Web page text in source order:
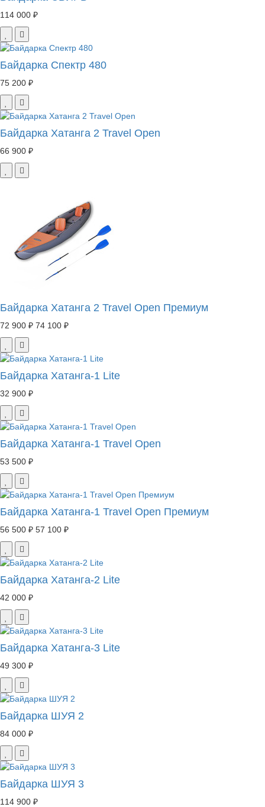
114 000 ₽
Байдарка Спектр 480
75 200 ₽
Байдарка Хатанга 2 Travel Open
66 900 ₽
Байдарка Хатанга 2 Travel Open Премиум
72 900 ₽ 74 100 ₽
Байдарка Хатанга-1 Lite
32 900 ₽
Байдарка Хатанга-1 Travel Open
53 500 ₽
Байдарка Хатанга-1 Travel Open Премиум
56 500 ₽ 57 100 ₽
Байдарка Хатанга-2 Lite
42 000 ₽
Байдарка Хатанга-3 Lite
49 300 ₽
Байдарка ШУЯ 2
84 000 ₽
Байдарка ШУЯ 3
114 900 ₽